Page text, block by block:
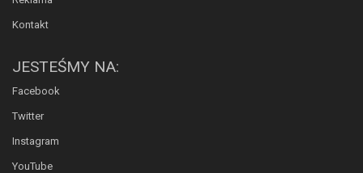
Kontakt
JESTEŚMY NA:
Facebook
Twitter
Instagram
YouTube